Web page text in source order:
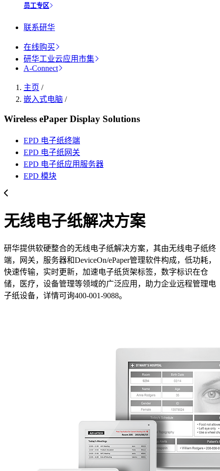
员工专区
联系研华
在线购买
研华工业云应用市集
A-Connect
主页 /
嵌入式电脑 /
Wireless ePaper Display Solutions
EPD 电子纸终端
EPD 电子纸网关
EPD 电子纸应用服务器
EPD 模块
无线电子纸解决方案
研华提供软硬整合的无线电子纸解决方案，其由无线电子纸终
端，网关，服务器和DeviceOn/ePaper管理软件构成，低功耗，
快速传输，实时更新，加速电子纸货架标签，数字标识在仓
储，医疗，设备管理等领域的广泛应用，助力企业远程管理电
子纸设备，详情可询400-001-9088。